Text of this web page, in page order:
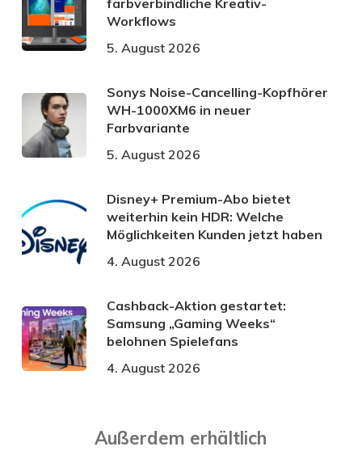
Workflows
5. August 2026
Sonys Noise-Cancelling-Kopfhörer
WH-1000XM6 in neuer
Farbvariante
5. August 2026
Disney+ Premium-Abo bietet
weiterhin kein HDR: Welche
Möglichkeiten Kunden jetzt haben
4. August 2026
Cashback-Aktion gestartet:
Samsung „Gaming Weeks“
belohnen Spielefans
4. August 2026
Außerdem erhältlich